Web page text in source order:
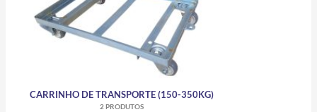
CARRINHO DE TRANSPORTE (150-350KG)
2 PRODUTOS